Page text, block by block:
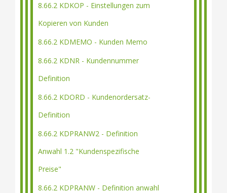
8.66.2 KDKOP - Einstellungen zum
Kopieren von Kunden
8.66.2 KDMEMO - Kunden Memo
8.66.2 KDNR - Kundennummer
Definition
8.66.2 KDORD - Kundenordersatz-
Definition
8.66.2 KDPRANW2 - Definition
Anwahl 1.2 "Kundenspezifische
Preise"
8.66.2 KDPRANW - Definition anwahl